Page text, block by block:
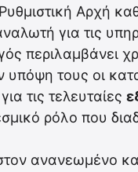
Αρχή
για τις
περιλαμβάνει
υπόψη τους οι
τις τελευταίες
ρόλο που
ανανεωμένο